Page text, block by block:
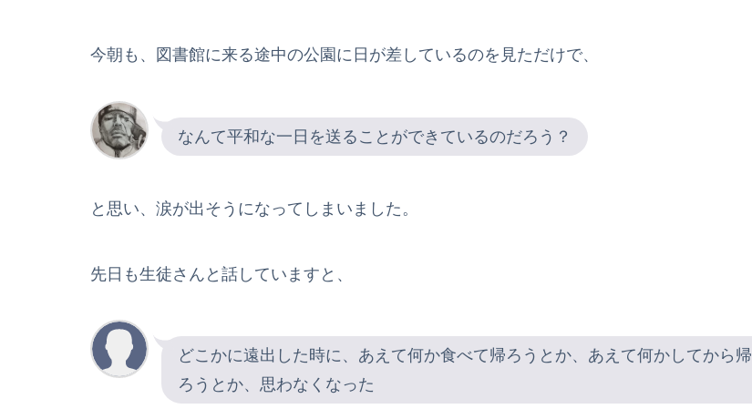
今朝も、図書館に来る途中の公園に日が差しているのを見ただけで、
なんて平和な一日を送ることができているのだろう？
と思い、涙が出そうになってしまいました。
先日も生徒さんと話していますと、
どこかに遠出した時に、あえて何か食べて帰ろうとか、あえて何かしてから帰
ろうとか、思わなくなった